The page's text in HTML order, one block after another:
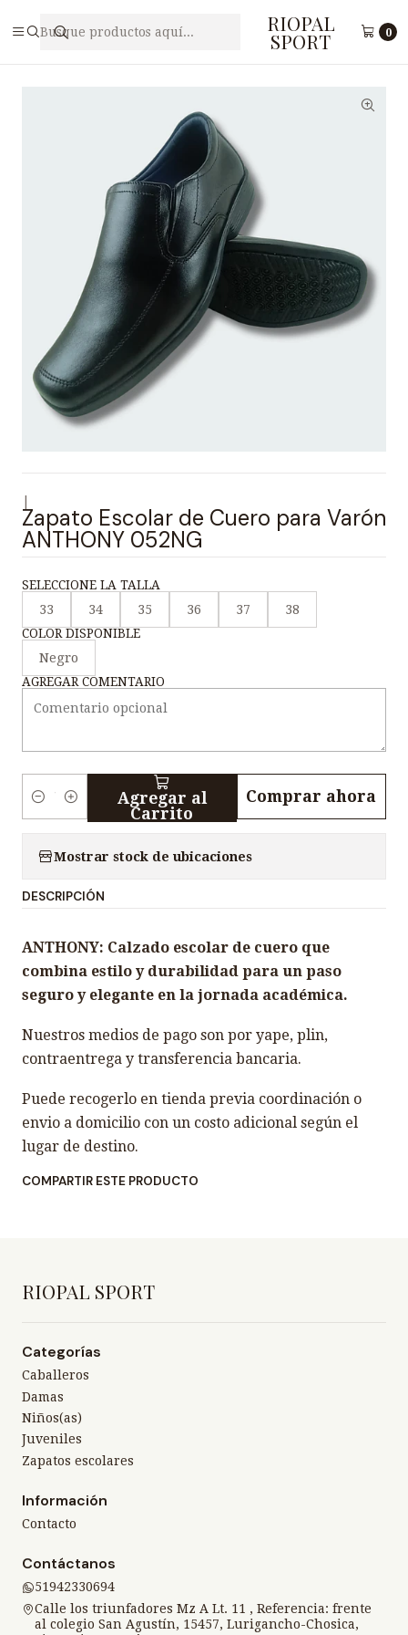
RIOPAL
SPORT 0
Zapatos escolares
Zapato Escolar de Cuero para Varón ANTHONY 052NG
Zapato Escolar de Cuero para Varón
ANTHONY 052NG
SELECCIONE LA TALLA
33
34 35 36 37
38
COLOR DISPONIBLE
Negro
AGREGAR COMENTARIO
i
a
d
Agregar al
Carrito
Comprar ahora
Mostrar stock de ubicaciones
DESCRIPCIÓN
ANTHONY: Calzado escolar de cuero que
combina estilo y durabilidad para un paso
seguro y elegante en la jornada académica.
Nuestros medios de pago son por yape, plin,
contraentrega y transferencia bancaria.
Puede recogerlo en tienda previa coordinación o
envio a domicilio con un costo adicional según el
lugar de destino.
COMPARTIR ESTE PRODUCTO
RIOPAL SPORT
Categorías
Caballeros
Damas
Niños(as)
Juveniles
Zapatos escolares
Información
Contacto
Contáctanos
51942330694
Calle los triunfadores Mz A Lt. 11 , Referencia: frente
al colegio San Agustín, 15457, Lurigancho-Chosica,